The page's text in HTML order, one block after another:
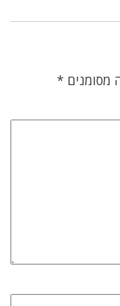
מסומנים *